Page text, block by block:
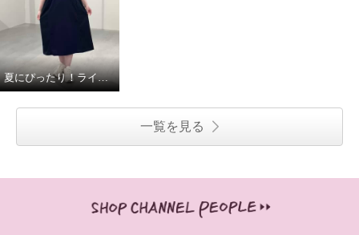
夏にぴったり！ラインアクセントワンピース！
一覧を見る